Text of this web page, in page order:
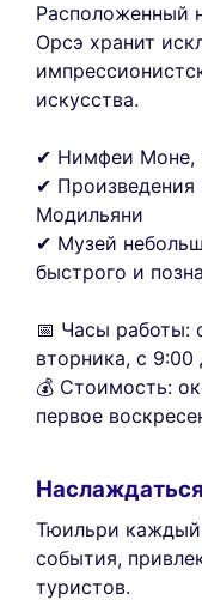
Расположенный
Орсэ хранит
искусства.
✔ Нимфеи Моне,
✔ Произведения
Модильяни
✔ Музей
быстрого и
📅 Часы работы:
вторника, с 9:00
💰 Стоимость:
первое
Тюильри
события,
туристов.